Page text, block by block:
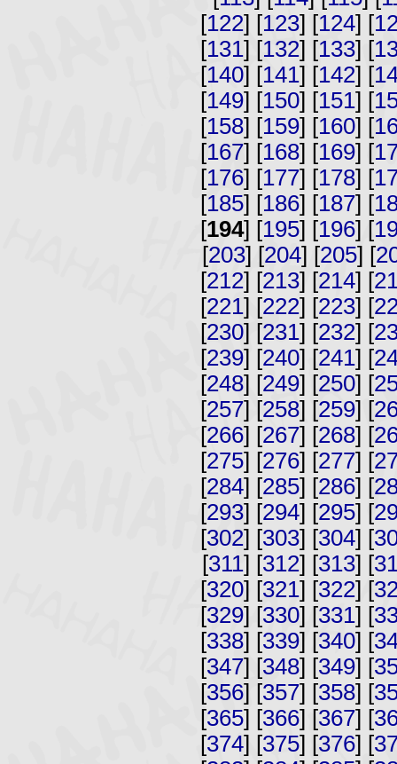
[122] [123] [124] [
[131] [132] [133] [
[140] [141] [142] [
[149] [150] [151] [
[158] [159] [160] [
[167] [168] [169] [
[176] [177] [178] [
[185] [186] [187] [
[194] [195] [196] [
[203] [204] [205] [
[212] [213] [214] [
[221] [222] [223] [
[230] [231] [232] [
[239] [240] [241] [
[248] [249] [250] [
[257] [258] [259] [
[266] [267] [268] [
[275] [276] [277] [
[284] [285] [286] [
[293] [294] [295] [
[302] [303] [304] [
[311] [312] [313] [
[320] [321] [322] [
[329] [330] [331] [
[338] [339] [340] [
[347] [348] [349] [
[356] [357] [358] [
[365] [366] [367] [
[374] [375] [376] [